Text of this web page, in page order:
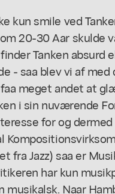
kun smile ved
20-30 Aar skulde
Tanken absurd
- saa blev vi af med
meget andet at
i sin nuværende
for og
fra Jazz) saa er
har kun
musikalsk. Naar